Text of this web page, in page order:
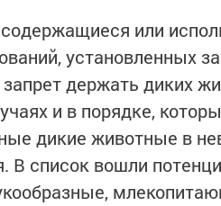
или
установленных
держать диких
и в порядке,
дикие животные в
В список вошли